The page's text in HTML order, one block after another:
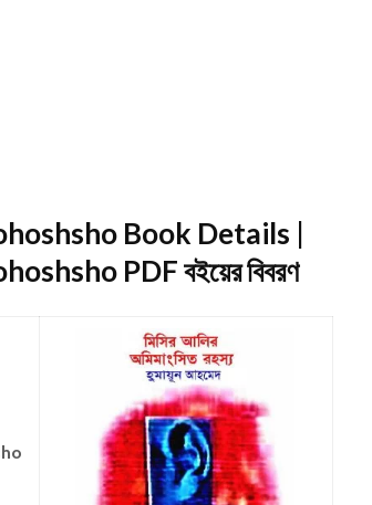
Book Details |
PDFবইয়ের বিবরণ